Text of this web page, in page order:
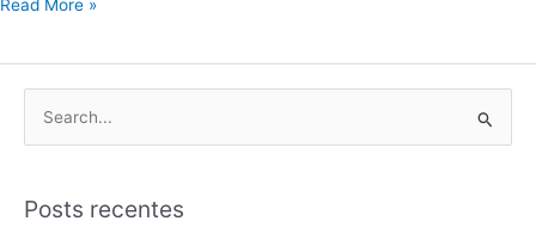
Read More »
qPosts recentes